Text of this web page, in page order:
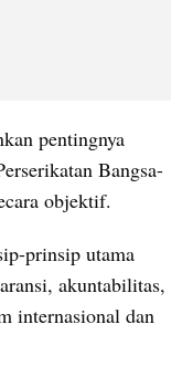
pentingnya
Bangsa-
objektif.
prinsip utama
akuntabilitas,
internasional dan